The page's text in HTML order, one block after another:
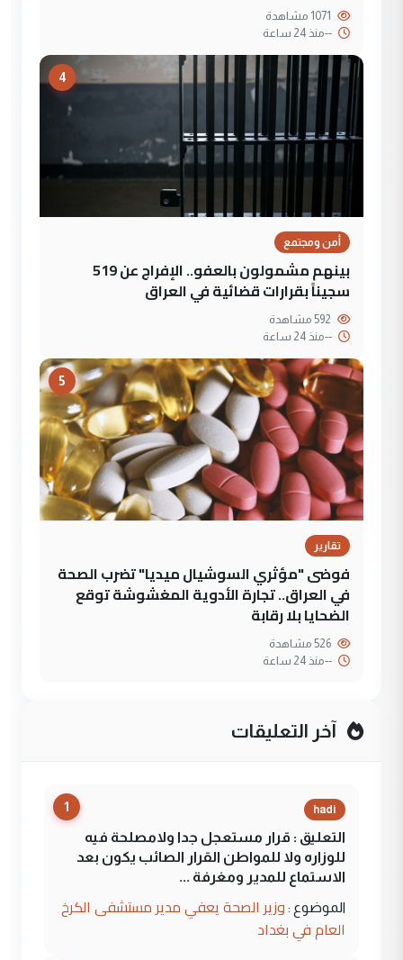
--منذ 24 ساعة
4
أمن ومجتمع
بينهم مشمولون بالعفو.. الإفراج عن 519
سجيناً بقرارات قضائية في العراق
--منذ 24 ساعة
5
تقارير
فوضى "مؤثري السوشيال ميديا" تضرب الصحة
في العراق.. تجارة الأدوية المغشوشة توقع
الضحايا بلا رقابة
--منذ 24 ساعة
آخر التعليقات
1 hadi
التعليق : قرار مستعجل جدا ولامصلحة فيه
للوزاره ولا للمواطن القرار الصائب يكون بعد
الاستماع للمدير ومغرفة ...
الموضوع : وزير الصحة يعفي مدير مستشفى الكرخ
العام في بغداد